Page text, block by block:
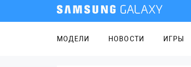
МОДЕЛИ НОВОСТИ ИГРЫ